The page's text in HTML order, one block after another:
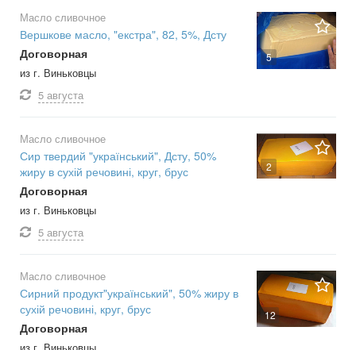
5
Масло сливочное
Вершкове масло, "екстра", 82, 5%, Дсту
Договорная
из г. Виньковцы
5 августа
2
Масло сливочное
Сир твердий "український", Дсту, 50%
жиру в сухій речовині, круг, брус
Договорная
из г. Виньковцы
5 августа
12
Масло сливочное
Сирний продукт"український", 50% жиру в
сухій речовині, круг, брус
Договорная